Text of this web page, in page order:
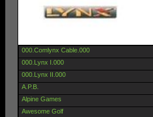
000.Comlynx Cable.000
000.Lynx I.000
000.Lynx II.000
A.P.B.
Alpine Games
Awesome Golf